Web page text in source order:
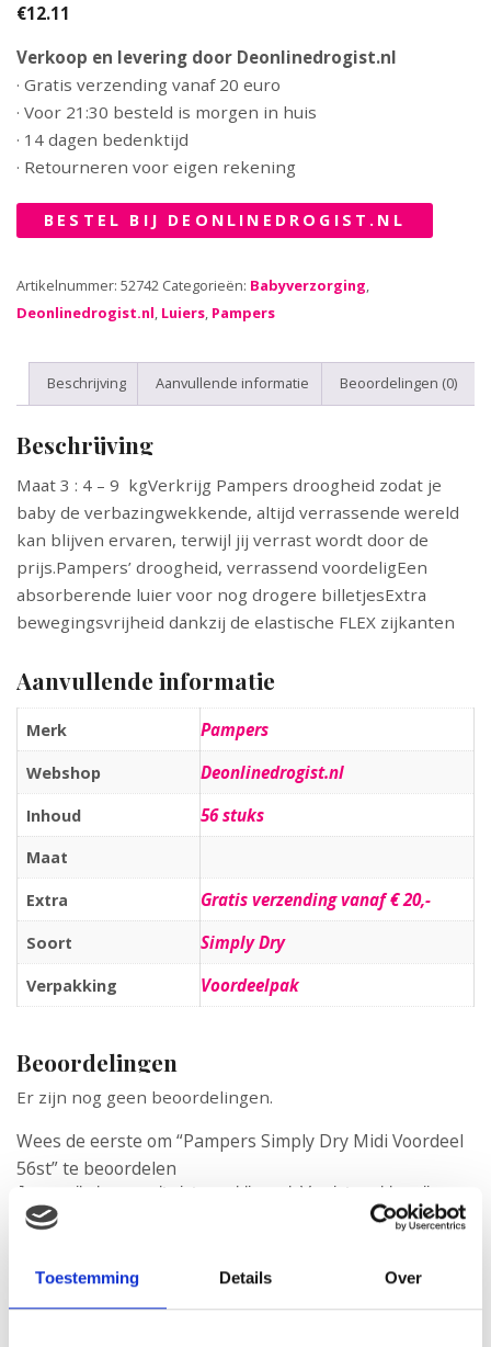
Toestemming Details Over
€12.11
Verkoop en levering door Deonlinedrogist.nl
· Gratis verzending vanaf 20 euro
· Voor 21:30 besteld is morgen in huis
· 14 dagen bedenktijd
· Retourneren voor eigen rekening
BESTEL BIJ DEONLINEDROGIST.NL
Artikelnummer: 52742 Categorieën: Babyverzorging,
Deonlinedrogist.nl, Luiers, Pampers
Beschrijving Aanvullende informatie Beoordelingen (0)
Beschrijving
Maat 3 : 4 – 9 kgVerkrijg Pampers droogheid zodat je
baby de verbazingwekkende, altijd verrassende wereld
kan blijven ervaren, terwijl jij verrast wordt door de
prijs.Pampers’ droogheid, verrassend voordeligEen
absorberende luier voor nog drogere billetjesExtra
bewegingsvrijheid dankzij de elastische FLEX zijkanten
Aanvullende informatie
Merk Pampers
Webshop Deonlinedrogist.nl
Inhoud 56 stuks
Maat
Extra Gratis verzending vanaf € 20,-
Soort Simply Dry
Verpakking Voordeelpak
Beoordelingen
Er zijn nog geen beoordelingen.
Wees de eerste om “Pampers Simply Dry Midi Voordeel
56st” te beoordelen
Je e-mailadres wordt niet gepubliceerd. Vereiste velden zijn
gemarkeerd met
Je beoordeling*